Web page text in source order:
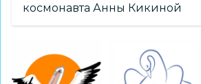
космонавта Анны Кикиной